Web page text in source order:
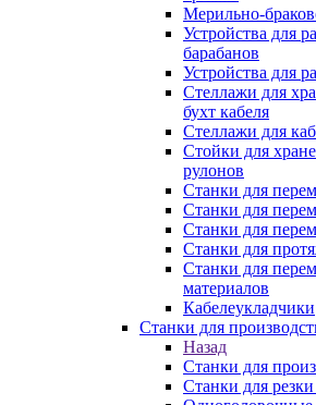
Мерильно-
Устройства для
барабанов
Устройства для
Стеллажи для
бухт кабеля
Стеллажи для
Стойки для
рулонов
Станки для
Станки для
Станки для
Станки для
Станки для
материалов
Кабелеукладчики
Станки для
Назад
Станки для
Станки для